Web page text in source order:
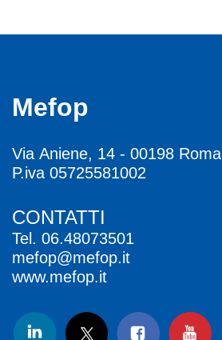
Mefop
Via Aniene, 14 - 00198 Roma
P.iva 05725581002
CONTATTI
Tel. 06.48073501
mefop@mefop.it
www.mefop.it